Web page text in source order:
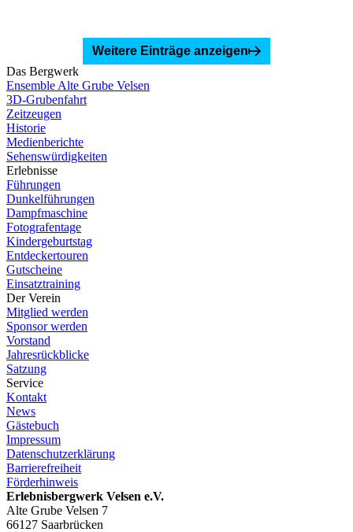
Weitere Einträge anzeigen
Das Bergwerk
Ensemble Alte Grube Velsen
3D-Grubenfahrt
Zeitzeugen
Historie
Medienberichte
Sehenswürdigkeiten
Erlebnisse
Führungen
Dunkelführungen
Dampfmaschine
Fotografentage
Kindergeburtstag
Entdeckertouren
Gutscheine
Einsatztraining
Der Verein
Mitglied werden
Sponsor werden
Vorstand
Jahresrückblicke
Satzung
Service
Kontakt
News
Gästebuch
Impressum
Datenschutzerklärung
Barrierefreiheit
Förderhinweis
Erlebnisbergwerk Velsen e.V.
Alte Grube Velsen 7
66127 Saarbrücken